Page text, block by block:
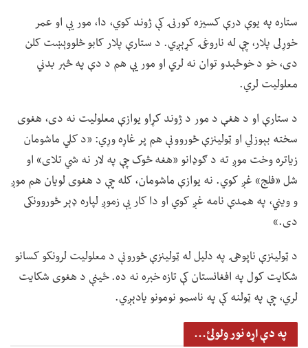
ستاره په یوې درې کسیزه کورنۍ کې ژوند کوي، دا، مور یې او عمر
خوړلی پلار، چې له ناروغۍ کړېږي. د ستارې پلار کابو څلووېښت کلن
دی، خو د خوځېدو توان نه لري او مور یې هم د دې په څېر بدني
معلولیت لري.
د ستارې او د هغې د مور د ژوند کړاو یوازې معلولیت نه دی، هغوی
سخته بېوزلي او ټولینزې ځوروونې هم پر غاړه وړي: «د کلي ماشومان
زیاتره وخت موږ ته د ګوډانو «هغه څوک چې په لار نه شي تلای» او
شل «فلج» غږ کوي. نه یوازې ماشومان، کله چې د هغوی لویان هم موږ
و ویني، په همدې نامه غږ کوي او دا کار یې زموږ لپاره ډېر ځوروونکی
دی.»
د ټولینزې ناپوهۍ په دلیل له ټولینزې ځورونې د معلولیت لرونکو کسانو
شکایت کول په افغانستان کې تازه خبره نه ده. ځینې د هغوی شکایت
لري، چې په ټولنه کې په ناسمو نومونو یادېږي.
په دې اړه نور ولولئ...